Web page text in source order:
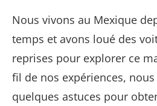
Nous vivons au Mexique
temps et avons loué des
reprises pour explorer ce
fil de nos expériences,
quelques astuces pour